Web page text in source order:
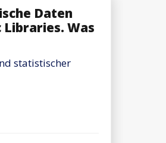
Daten
Libraries. Was
statistischer